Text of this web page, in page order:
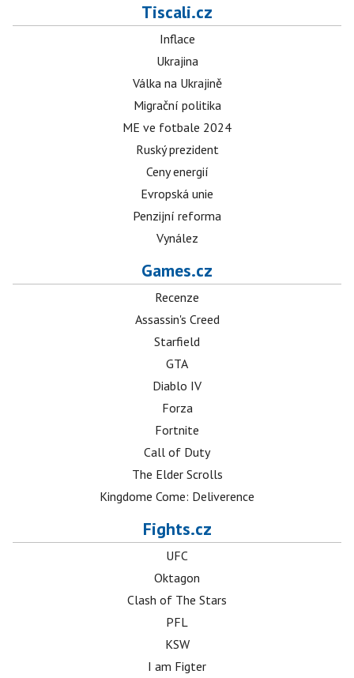
Tiscali.cz
Inflace
Ukrajina
Válka na Ukrajině
Migrační politika
ME ve fotbale 2024
Ruský prezident
Ceny energií
Evropská unie
Penzijní reforma
Vynález
Games.cz
Recenze
Assassin's Creed
Starfield
GTA
Diablo IV
Forza
Fortnite
Call of Duty
The Elder Scrolls
Kingdome Come: Deliverence
Fights.cz
UFC
Oktagon
Clash of The Stars
PFL
KSW
I am Figter